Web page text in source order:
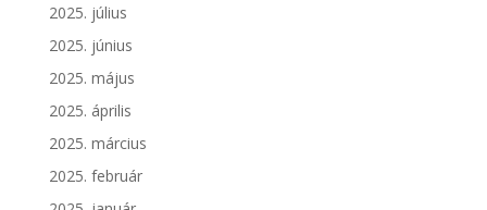
2025. július
2025. június
2025. május
2025. április
2025. március
2025. február